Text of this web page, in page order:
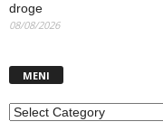
droge
08/08/2026
MENI
MENI